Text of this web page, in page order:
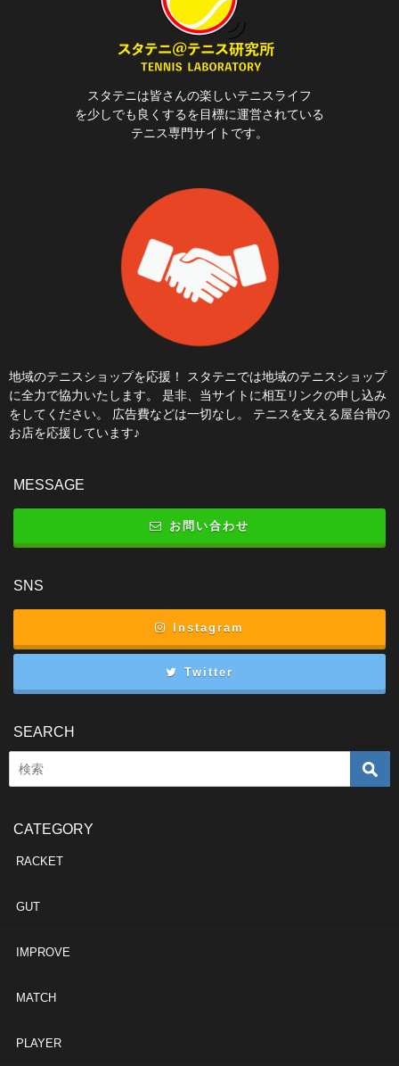
スタテニは皆さんの楽しいテニスライフ
を少しでも良くするを目標に運営されている
テニス専門サイトです。
地域のテニスショップを応援！ スタテニでは地域のテニスショップ
に全力で協力いたします。 是非、当サイトに相互リンクの申し込み
をしてください。 広告費などは一切なし。 テニスを支える屋台骨の
お店を応援しています♪
MESSAGE
お問い合わせ
SNS
Instagram
Twitter
SEARCH
CATEGORY
RACKET
GUT
IMPROVE
MATCH
PLAYER